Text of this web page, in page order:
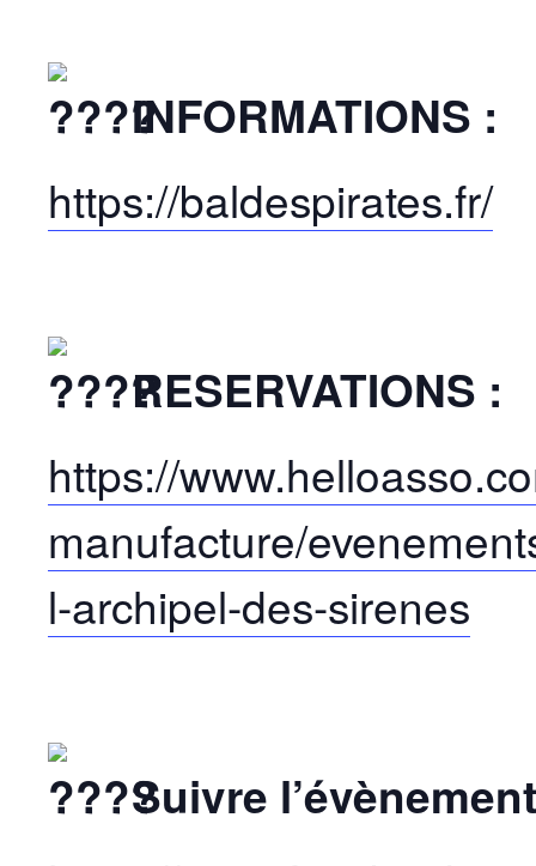
INFORMATIONS :
https://baldespirates.fr/
RESERVATIONS :
https://
manufacture/
l-archipel-des-sirenes
Suivre